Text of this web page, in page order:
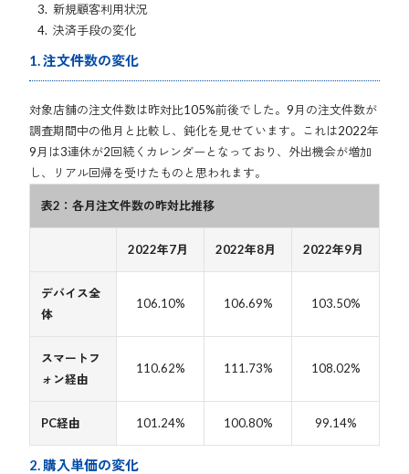
新規顧客利用状況
決済手段の変化
1. 注文件数の変化
対象店舗の注文件数は昨対比105%前後でした。9月の注文件数が
調査期間中の他月と比較し、鈍化を見せています。これは2022年
9月は3連休が2回続くカレンダーとなっており、外出機会が増加
し、リアル回帰を受けたものと思われます。
表2：各月注文件数の昨対比推移
2022年7月 2022年8月 2022年9月
デバイス全
体
106.10% 106.69% 103.50%
スマートフ
ォン経由
110.62% 111.73% 108.02%
PC経由 101.24% 100.80% 99.14%
2. 購入単価の変化